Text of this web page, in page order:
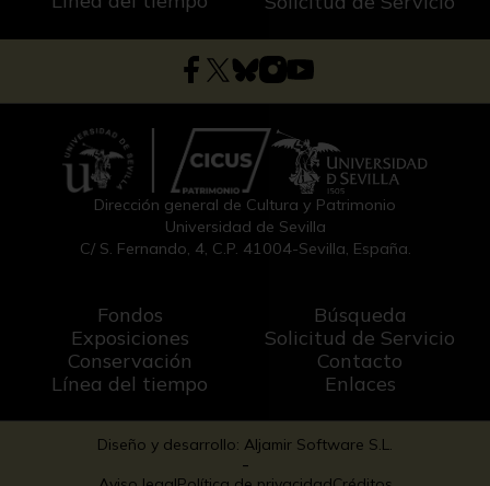
Dirección general de Cultura y Patrimonio
Universidad de Sevilla
C/ S. Fernando, 4, C.P. 41004-Sevilla, España.
Fondos
Exposiciones
Conservación
Línea del tiempo
Búsqueda
Solicitud de Servicio
Contacto
Enlaces
Diseño y desarrollo: Aljamir Software S.L.
-